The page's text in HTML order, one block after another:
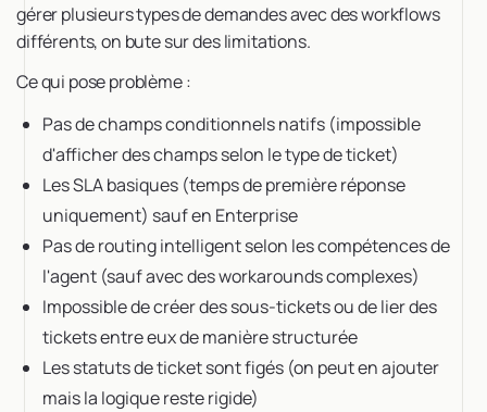
gérer plusieurs types de demandes avec des workflows
différents, on bute sur des limitations.
Ce qui pose problème :
Pas de champs conditionnels natifs (impossible
d'afficher des champs selon le type de ticket)
Les SLA basiques (temps de première réponse
uniquement) sauf en Enterprise
Pas de routing intelligent selon les compétences de
l'agent (sauf avec des workarounds complexes)
Impossible de créer des sous-tickets ou de lier des
tickets entre eux de manière structurée
Les statuts de ticket sont figés (on peut en ajouter
mais la logique reste rigide)